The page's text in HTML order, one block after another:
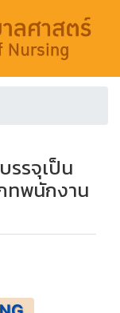
รรจุเป็น
ทพนักงาน